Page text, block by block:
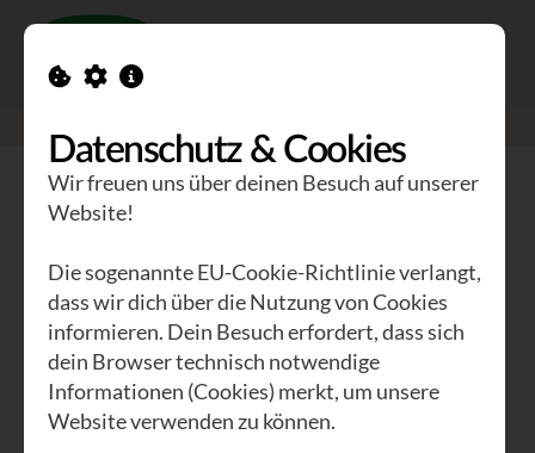
Kraftlieder, Kraftgesänge
Die Medizin der Stimme
Auf seinen Reisen und Begegnungen mit
Heilerinnen und Heilern faszinieren
Hans-Georg immer wieder deren
Datenschutz & Cookies
Wir freuen uns über deinen Besuch auf unserer
Website!
Die sogenannte EU-Cookie-Richtlinie verlangt,
dass wir dich über die Nutzung von Cookies
informieren. Dein Besuch erfordert, dass sich
dein Browser technisch notwendige
Informationen (Cookies) merkt, um unsere
Website verwenden zu können.